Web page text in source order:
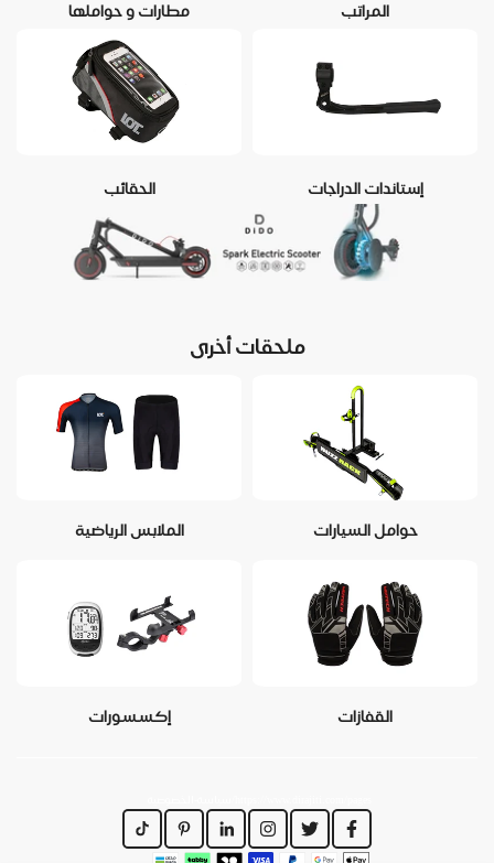
المراتب مطارات و حواملها
إستاندات الدراجات الحقائب
ملحقات أخرى
حوامل السيارات الملابس الرياضية
القفازات إكسسورات